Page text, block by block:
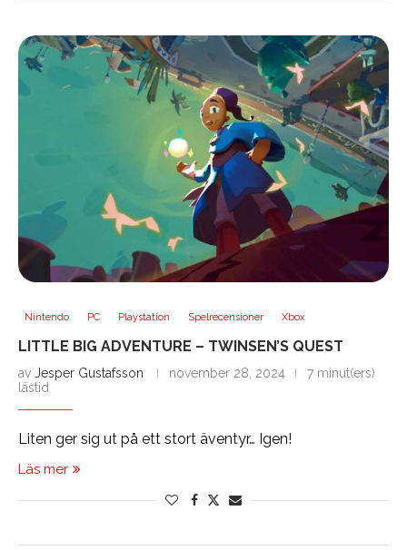
Nintendo PC Playstation Spelrecensioner Xbox
LITTLE BIG ADVENTURE – TWINSEN’S QUEST
av Jesper Gustafsson november 28, 2024
7 minut(ers)
lästid
Liten ger sig ut på ett stort äventyr… Igen!
Läs mer